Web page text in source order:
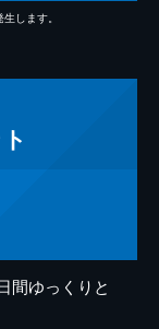
します。
間ゆっくりと